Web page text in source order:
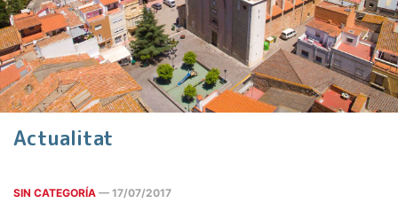
Actualitat
SIN CATEGORÍA — 17/07/2017